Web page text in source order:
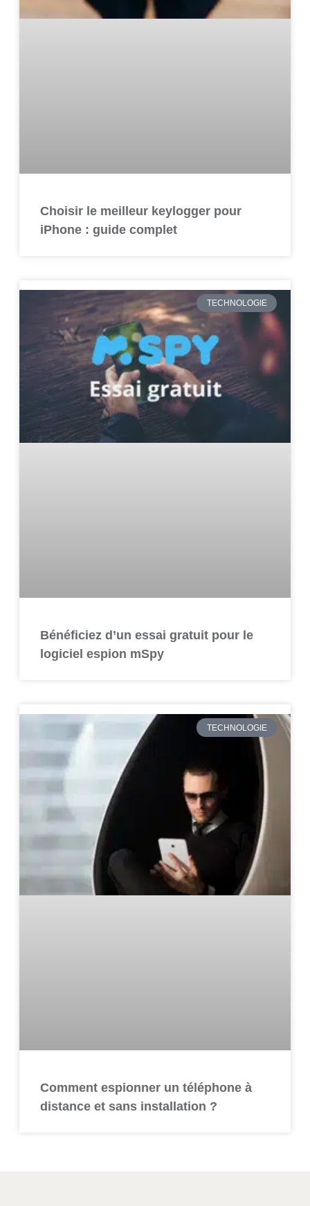
Choisir le meilleur keylogger pour
iPhone : guide complet
TECHNOLOGIE
Bénéficiez d’un essai gratuit pour le
logiciel espion mSpy
TECHNOLOGIE
Comment espionner un téléphone à
distance et sans installation ?